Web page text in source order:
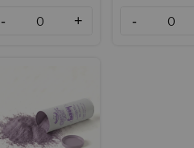
- + -